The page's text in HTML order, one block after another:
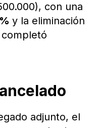
con una
y la eliminación
adjunto, el